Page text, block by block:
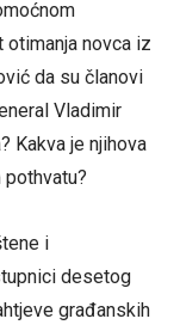
novca iz
da su članovi
Vladimir
Kakva je njihova
i
desetog
građanskih